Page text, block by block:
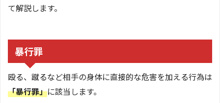
て解説します。
暴行罪
殴る、蹴るなど相手の身体に直接的な危害を加える行為は
「暴行罪」に該当します。